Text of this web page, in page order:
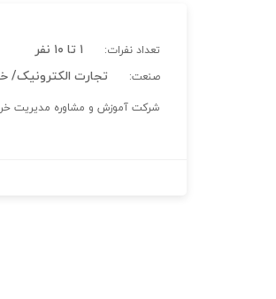
تعداد نفرات: ۱ تا ۱۰ نفر
صنعت: تجارت الکترونیک/
شرکت آموزش و مشاوره مدیریت